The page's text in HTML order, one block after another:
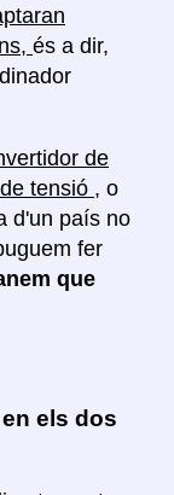
és a dir,
de
tensió , o
d'un país no
fer
que
els dos